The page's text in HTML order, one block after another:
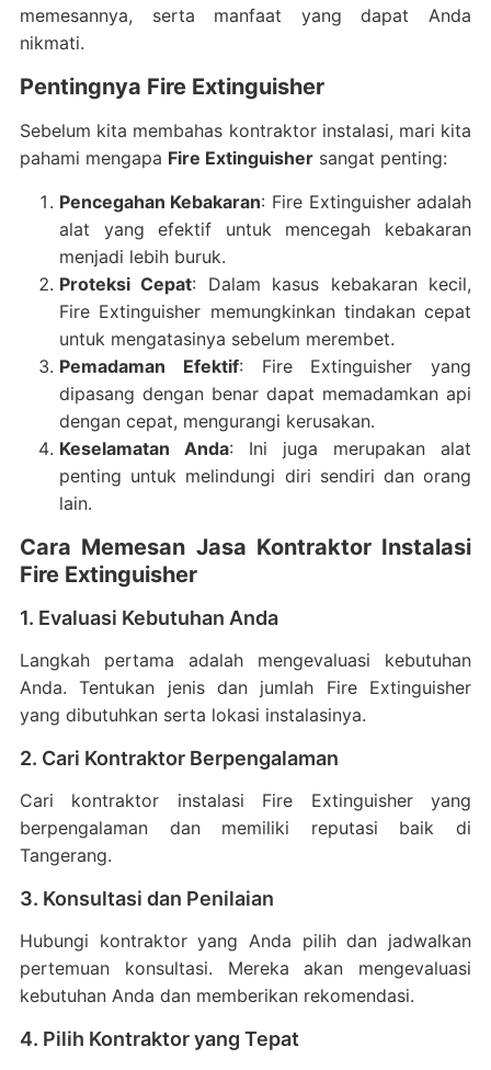
memesannya, serta manfaat yang dapat Anda
nikmati.
Pentingnya Fire Extinguisher
Sebelum kita membahas kontraktor instalasi, mari kita
pahami mengapa Fire Extinguishersangat penting:
Pencegahan Kebakaran: Fire Extinguisher adalah
alat yang efektif untuk mencegah kebakaran
menjadi lebih buruk.
Proteksi Cepat: Dalam kasus kebakaran kecil,
Fire Extinguisher memungkinkan tindakan cepat
untuk mengatasinya sebelum merembet.
Pemadaman Efektif: Fire Extinguisher yang
dipasang dengan benar dapat memadamkan api
dengan cepat, mengurangi kerusakan.
Keselamatan Anda: Ini juga merupakan alat
penting untuk melindungi diri sendiri dan orang
lain.
Cara Memesan Jasa Kontraktor Instalasi
Fire Extinguisher
1. Evaluasi Kebutuhan Anda
Langkah pertama adalah mengevaluasi kebutuhan
Anda. Tentukan jenis dan jumlah Fire Extinguisher
yang dibutuhkan serta lokasi instalasinya.
2. Cari Kontraktor Berpengalaman
Cari kontraktor instalasi Fire Extinguisher yang
berpengalaman dan memiliki reputasi baik di
Tangerang.
3. Konsultasi dan Penilaian
Hubungi kontraktor yang Anda pilih dan jadwalkan
pertemuan konsultasi. Mereka akan mengevaluasi
kebutuhan Anda dan memberikan rekomendasi.
4. Pilih Kontraktor yang Tepat